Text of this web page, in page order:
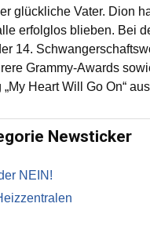
glückliche Vater. Dion
erfolglos blieben. Bei
14.
Grammy-Awards
Heart Will Go On“
Newsticker
NEIN!